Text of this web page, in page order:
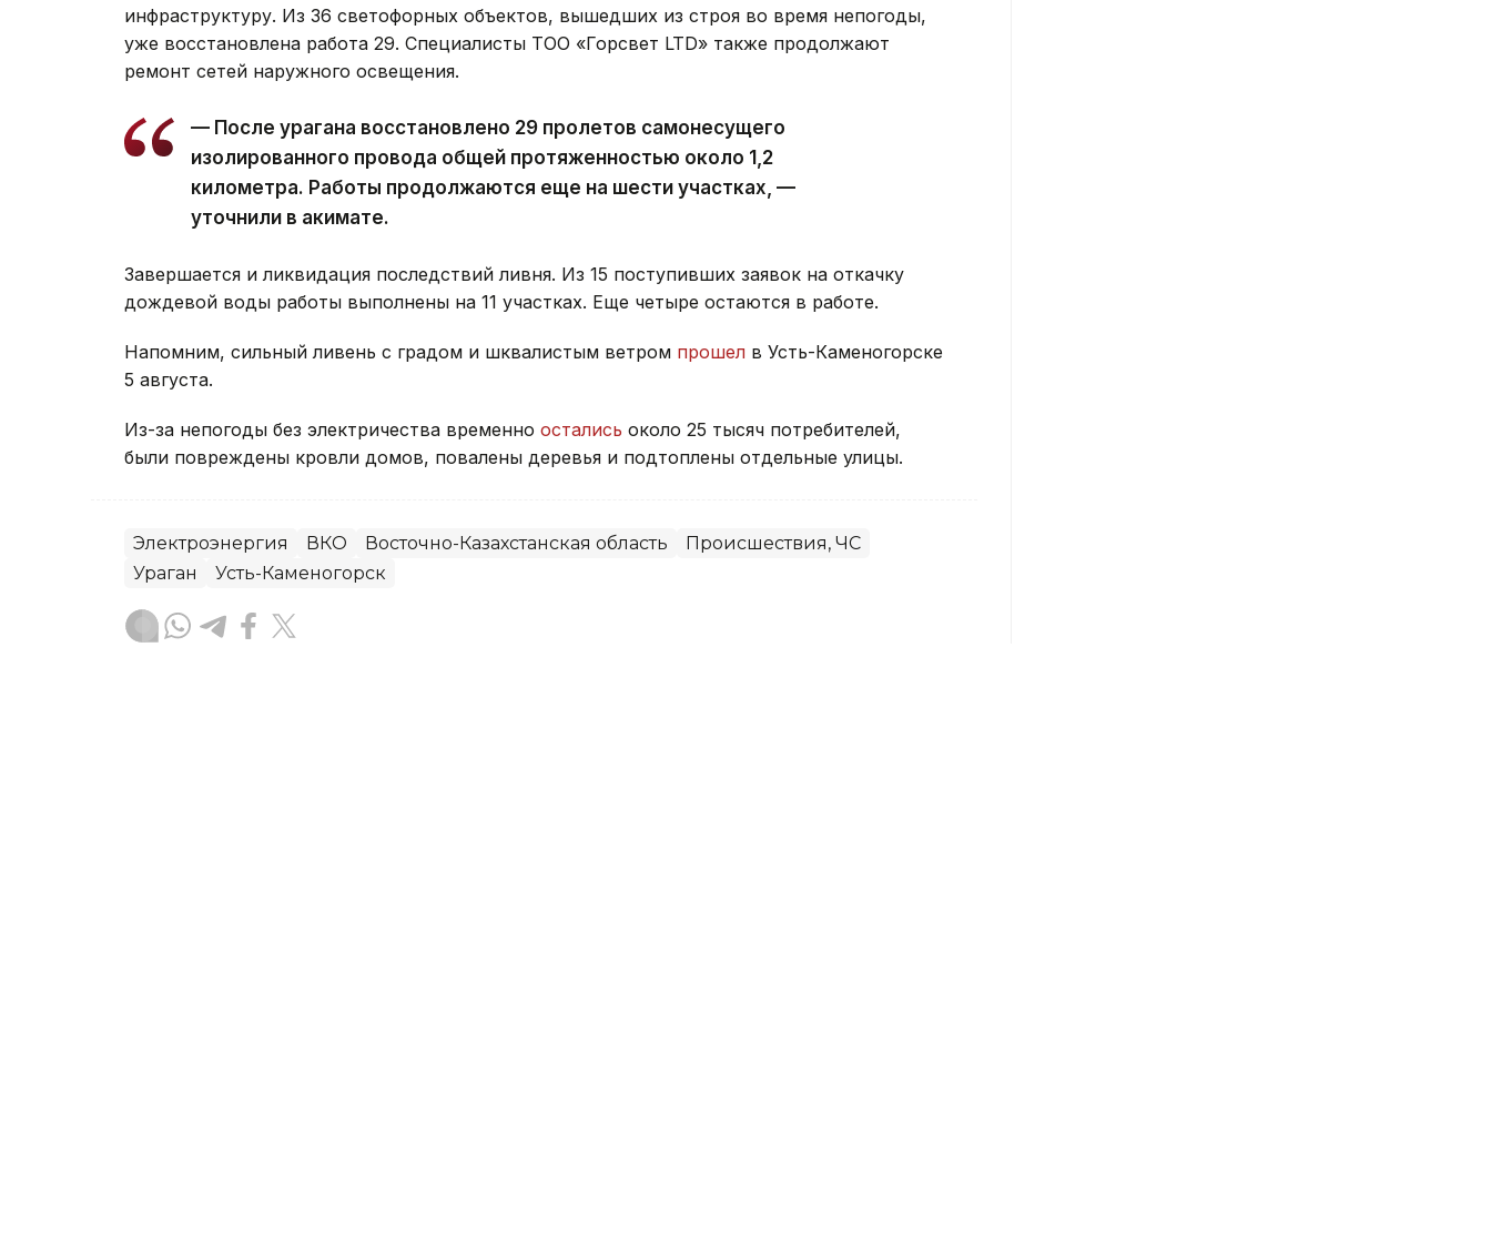
инфраструктуру. Из 36 светофорных объектов, вышедших из строя во время непогоды,
уже восстановлена работа 29. Специалисты ТОО «Горсвет LTD» также продолжают
ремонт сетей наружного освещения.
— После урагана восстановлено 29 пролетов самонесущего
изолированного провода общей протяженностью около 1,2
километра. Работы продолжаются еще на шести участках, —
уточнили в акимате.
Завершается и ликвидация последствий ливня. Из 15 поступивших заявок на откачку
дождевой воды работы выполнены на 11 участках. Еще четыре остаются в работе.
Напомним, сильный ливень с градом и шквалистым ветром прошел в Усть-Каменогорске
5 августа.
Из-за непогоды без электричества временно остались около 25 тысяч потребителей,
были повреждены кровли домов, повалены деревья и подтоплены отдельные улицы.
Электроэнергия ВКО Восточно-Казахстанская область
Происшествия, ЧС
Ураган
Усть-Каменогорск